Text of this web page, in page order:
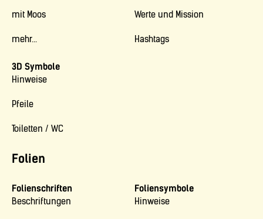
Folien
mit Moos
mehr...
Werte und Mission
Hashtags
3D Symbole
Hinweise
Pfeile
Toiletten / WC
Folienschriften
Beschriftungen
Foliensymbole
Hinweise